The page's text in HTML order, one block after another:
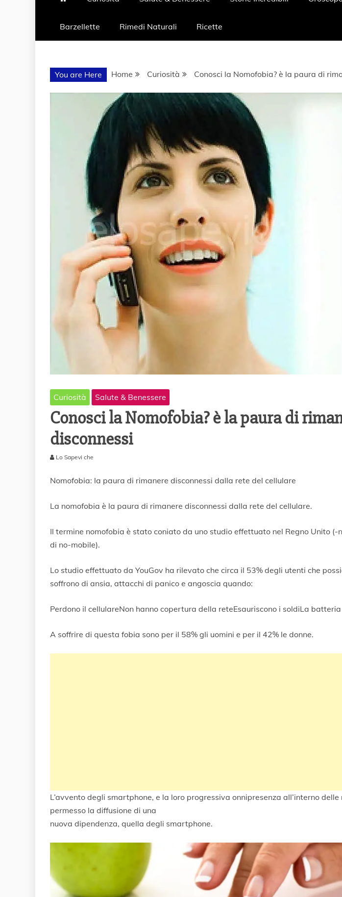
Barzellette Rimedi Naturali Ricette
You are Here Home Curiosità Conosci la Nomofobia? è la paura di
Curiosità Salute & Benessere
Conosci la Nomofobia? è la paura di
disconnessi
1
o
2
0
Lo Sapevi che
Nomofobia: la paura di rimanere disconnessi dalla rete del cellulare
La nomofobia è la paura di rimanere disconnessi dalla rete del cellulare.
Il termine nomofobia è stato coniato da uno studio effettuato nel Regno Unito (-
di no-mobile).
Lo studio effettuato da YouGov ha rilevato che circa il 53% degli utenti che
soffrono di ansia, attacchi di panico e angoscia quando:
Perdono il cellulareNon hanno copertura della reteEsauriscono i soldiLa
A soffrire di questa fobia sono per il 58% gli uomini e per il 42% le donne.
L’avvento degli smartphone, e la loro progressiva onnipresenza all’interno
permesso la diffusione di una
nuova dipendenza, quella degli smartphone.